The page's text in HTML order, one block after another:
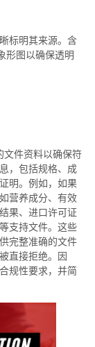
标明其来源。含
形图以确保透明
文件资料以确保符
，包括规格、成
明。例如，如果
营养成分、有效
果、进口许可证
支持文件。这些
完整准确的文件
直接拒绝。因
规性要求，并简